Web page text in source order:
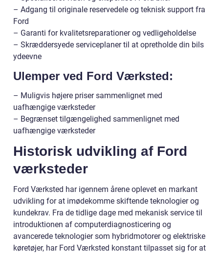
– Adgang til originale reservedele og teknisk support fra
Ford
– Garanti for kvalitetsreparationer og vedligeholdelse
– Skræddersyede serviceplaner til at opretholde din bils
ydeevne
Ulemper ved Ford Værksted:
– Muligvis højere priser sammenlignet med
uafhængige værksteder
– Begrænset tilgængelighed sammenlignet med
uafhængige værksteder
Historisk udvikling af Ford
værksteder
Ford Værksted har igennem årene oplevet en markant
udvikling for at imødekomme skiftende teknologier og
kundekrav. Fra de tidlige dage med mekanisk service til
introduktionen af computerdiagnosticering og
avancerede teknologier som hybridmotorer og elektriske
køretøjer, har Ford Værksted konstant tilpasset sig for at